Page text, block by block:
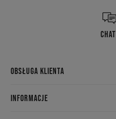
CHAT
OBSŁUGA KLIENTA
INFORMACJE